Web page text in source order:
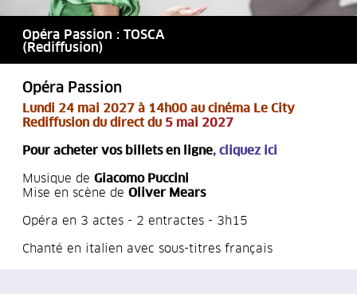
Opéra Passion : TOSCA
(Rediffusion)
Opéra Passion
Lundi 24 mai 2027 à 14h00 au cinéma Le City
Rediffusion du direct du 5 mai 2027
Pour acheter vos billets en ligne, cliquez ici
Musique de Giacomo Puccini
Mise en scène de Oliver Mears
Opéra en 3 actes - 2 entractes - 3h15
Chanté en italien avec sous-titres français